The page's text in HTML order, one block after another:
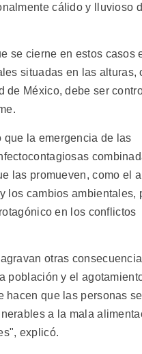
cálido y lluvioso
se cierne en estos casos
situadas en las alturas,
de México, debe ser
que la emergencia de las
las promueven, como el
los cambios ambientales,
en los conflictos
otras
población y el
hacen que las personas se
a la mala
explicó.